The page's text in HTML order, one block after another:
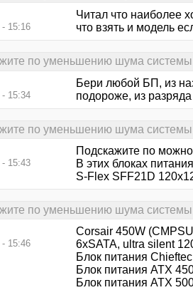
- 15:16
Читал что наиболее
что взять и модель
по уменьшению шума системы
- 15:34
Бери любой БП, из
подороже, из
по уменьшению шума системы
- 15:43
Подскажите по
В этих блоках
S-Flex SFF21D
по уменьшению шума системы
15:46
Corsair 450W
6xSATA, ultra silent
Блок питания
Блок питания ATX
Блок питания ATX